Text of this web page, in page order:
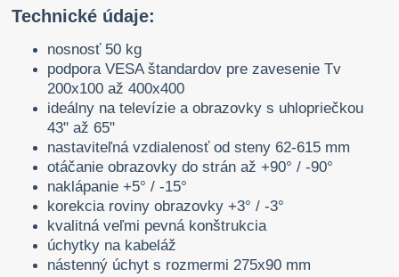
Technické údaje:
nosnosť 50 kg
podpora VESA štandardov pre zavesenie Tv
200x100 až 400x400
ideálny na televízie a obrazovky s uhlopriečkou
43" až 65"
nastaviteľná vzdialenosť od steny 62-615 mm
otáčanie obrazovky do strán až +90° / -90°
naklápanie +5° / -15°
korekcia roviny obrazovky +3° / -3°
kvalitná veľmi pevná konštrukcia
úchytky na kabeláž
nástenný úchyt s rozmermi 275x90 mm